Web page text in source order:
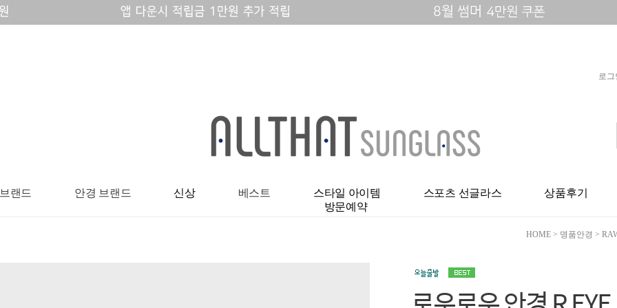
로그
랜드 안경 브랜드 신상 베스트 스타일 아이템 스포츠 선글라스
상품후기
방문예약
HOME > 명품안경 >